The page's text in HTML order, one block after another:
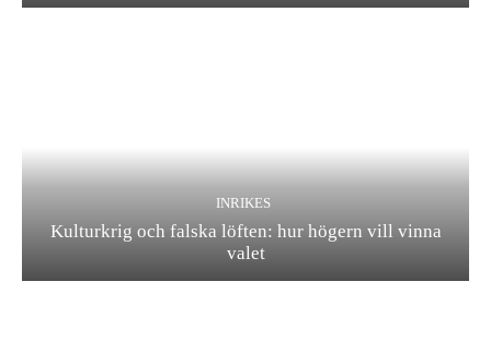
INRIKES
Kulturkrig och falska löften: hur högern vill vinna
valet